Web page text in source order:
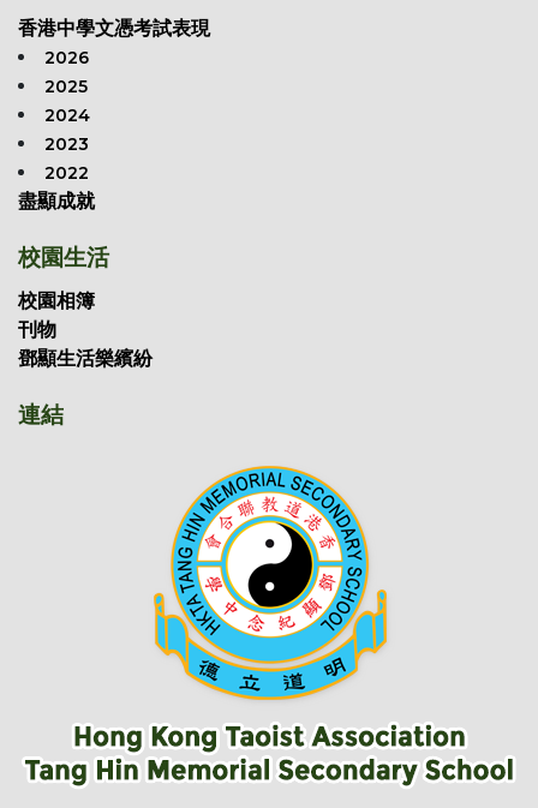
香港中學文憑考試表現
2026
2025
2024
2023
2022
盡顯成就
校園生活
校園相簿
刊物
鄧顯生活樂繽紛
連結